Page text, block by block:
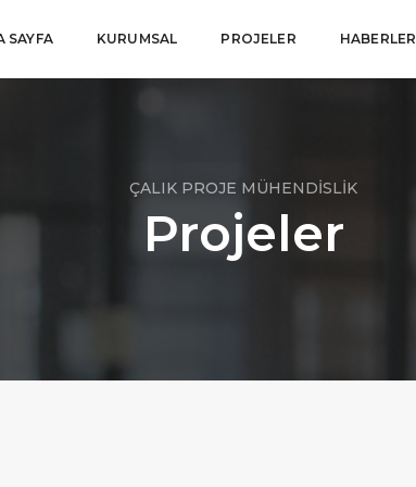
SAYFA KURUMSAL PROJELER HABERLER
ÇALIK PROJE MÜHENDİSLİK
Projeler